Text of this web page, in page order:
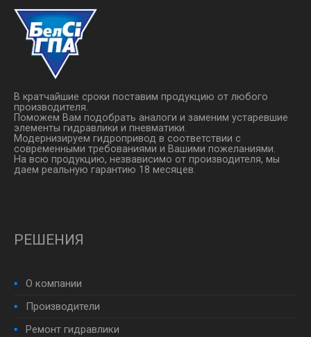
В кратчайшие сроки поставим продукцию от любого
производителя.
Поможем Вам подобрать аналоги и заменим устаревшие
элементы гидравлики и пневматики.
Модернизируем гидропривод в соответствии с
современными требованиями и Вашими пожеланиями.
На всю продукцию, незвависимо от производителя, мы
даем реальную гарантию 18 месяцев.
РЕШЕНИЯ
О компании
Производители
Ремонт гидравлики